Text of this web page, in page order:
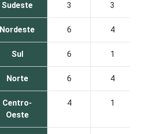
Sudeste 3 3
Nordeste 6 4
Sul 6 1
Norte 6 4
Centro-
Oeste
4 1